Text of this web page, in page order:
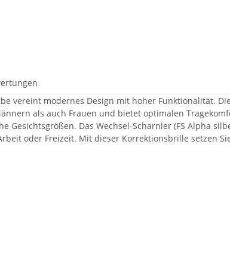
vereint modernes Design mit hoher Funktionalität.
als auch Frauen und bietet optimalen
Gesichtsgrößen. Das Wechsel-Scharnier (FS Alpha
oder Freizeit. Mit dieser Korrektionsbrille setzen